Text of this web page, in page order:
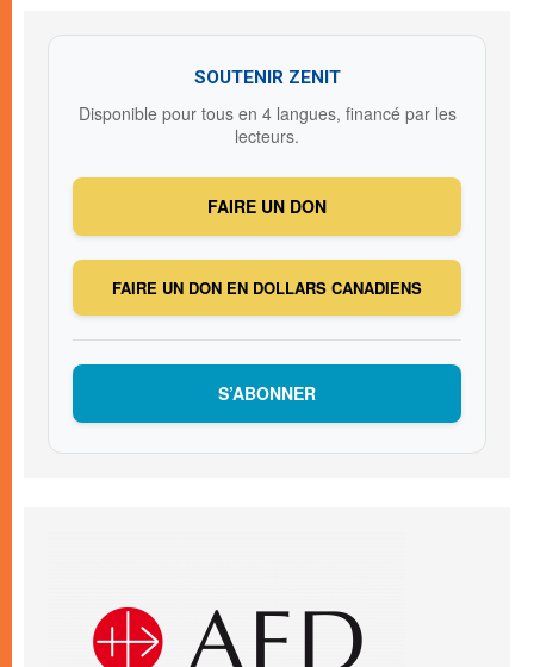
SOUTENIR ZENIT
Disponible pour tous en 4 langues, financé par les
lecteurs.
FAIRE UN DON
FAIRE UN DON EN DOLLARS CANADIENS
S’ABONNER